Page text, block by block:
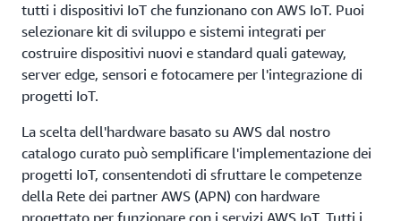
tutti i dispositivi IoT che funzionano con AWS IoT. Puoi
selezionare kit di sviluppo e sistemi integrati per
costruire dispositivi nuovi e standard quali gateway,
server edge, sensori e fotocamere per l'integrazione di
progetti IoT.
La scelta dell'hardware basato su AWS dal nostro
catalogo curato può semplificare l'implementazione dei
progetti IoT, consentendoti di sfruttare le competenze
della Rete dei partner AWS (APN) con hardware